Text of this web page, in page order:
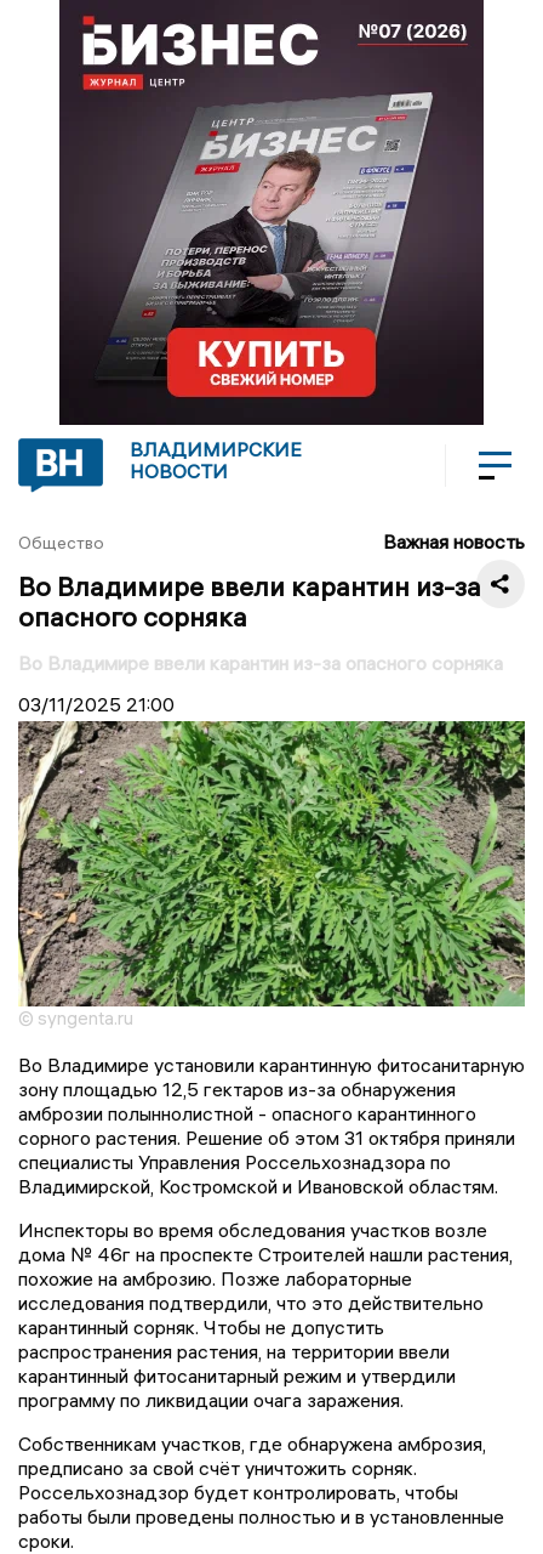
ВЛАДИМИРСКИЕ
НОВОСТИ
Общество Важная новость
Во Владимире ввели карантин из-за
опасного сорняка
Во Владимире ввели карантин из-за опасного сорняка
03/11/2025 21:00
© syngenta.ru
Во Владимире установили карантинную фитосанитарную
зону площадью 12,5 гектаров из-за обнаружения
амброзии полыннолистной - опасного карантинного
сорного растения. Решение об этом 31 октября приняли
специалисты Управления Россельхознадзора по
Владимирской, Костромской и Ивановской областям.
Инспекторы во время обследования участков возле
дома № 46г на проспекте Строителей нашли растения,
похожие на амброзию. Позже лабораторные
исследования подтвердили, что это действительно
карантинный сорняк. Чтобы не допустить
распространения растения, на территории ввели
карантинный фитосанитарный режим и утвердили
программу по ликвидации очага заражения.
Собственникам участков, где обнаружена амброзия,
предписано за свой счёт уничтожить сорняк.
Россельхознадзор будет контролировать, чтобы
работы были проведены полностью и в установленные
сроки.